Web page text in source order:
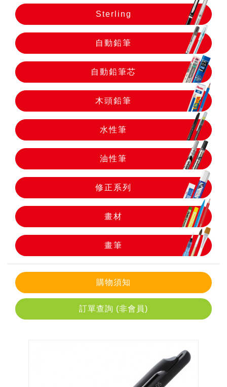
木頭鉛筆
水性筆
油性筆
修正系列
畫材
畫筆
Sterling
自動鉛筆
自動鉛筆芯
木頭鉛筆
水性筆
油性筆
修正系列
畫材
畫筆
購物須知
訂單查詢 (非會員)